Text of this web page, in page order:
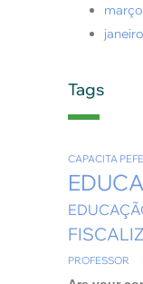
Tags
CAPACITA PEFE
PROFESSOR